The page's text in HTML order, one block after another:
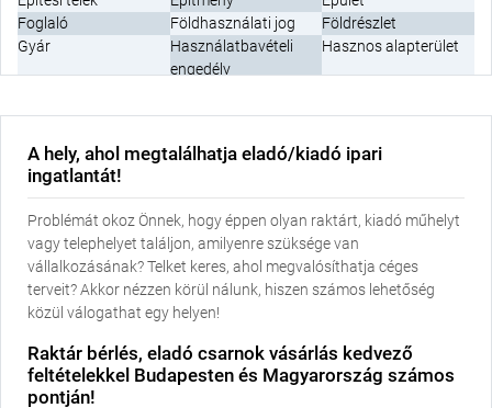
Foglaló
Földhasználati jog
Földrészlet
Gyár
Használatbavételi
engedély
Hasznos alapterület
Ingatlan
Ingatlan nyilvántartásIngatlan
Ipari áram
Ipari daru
Ipari ingatlan
Ipari padozat
Kivitelezési
tervdokumentáció
Konszignációs raktár Közös tulajdon
Közvámraktár Külterület
Logisztika
Magasraktárak
Műtárgy
Netto alapterület
Nettó összes
szintterület
Óvadék, kaució
Padlószint magasság Raklap
Raktár, raktározás
Raktározási rendszer
A hely, ahol megtalálhatja eladó/kiadó ipari
ingatlantát!
Problémát okoz Önnek, hogy éppen olyan raktárt, kiadó műhelyt
vagy telephelyet találjon, amilyenre szüksége van
vállalkozásának? Telket keres, ahol megvalósíthatja céges
terveit? Akkor nézzen körül nálunk, hiszen számos lehetőség
közül válogathat egy helyen!
Raktár bérlés, eladó csarnok vásárlás kedvező
feltételekkel Budapesten és Magyarország számos
pontján!